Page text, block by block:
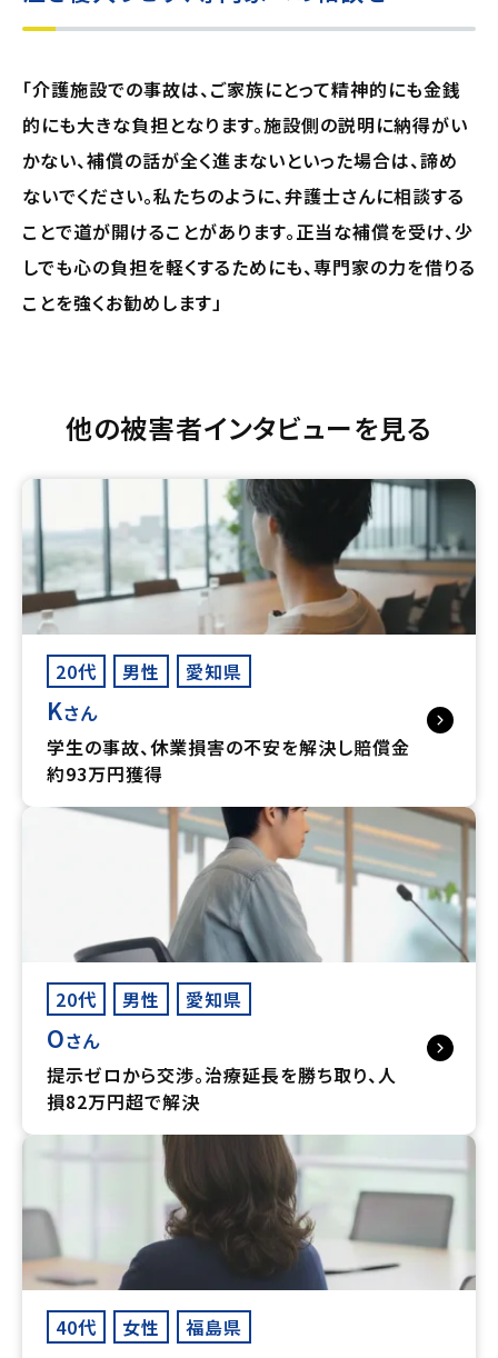
「介護施設での事故は、ご家族にとって精神的にも金銭
的にも大きな負担となります。施設側の説明に納得がい
かない、補償の話が全く進まないといった場合は、諦め
ないでください。私たちのように、弁護士さんに相談する
ことで道が開けることがあります。正当な補償を受け、少
しでも心の負担を軽くするためにも、専門家の力を借りる
ことを強くお勧めします」
他の被害者インタビューを見る
20代 男性 愛知県
Kさん
学生の事故、休業損害の不安を解決し賠償金
約93万円獲得
20代 男性 愛知県
Oさん
提示ゼロから交渉。治療延長を勝ち取り、人
損82万円超で解決
40代 女性 福島県